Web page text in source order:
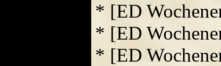
* [ED
* [ED
* [ED